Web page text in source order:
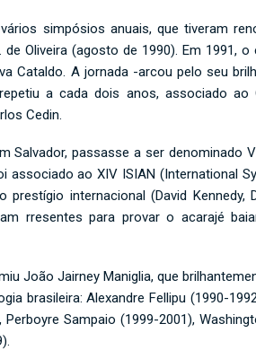
simpósios anuais, que tiveram
Oliveira (agosto de 1990). Em 1991,
Cataldo. A jornada -arcou pelo seu
a cada dois anos, associado
Cedin.
passasse a ser denominado
ao XIV ISIAN (International
internacional (David Kennedy,
rresentes para provar o acarajé
João Jairney Maniglia, que
brasileira: Alexandre Fellipu (1990-
Sampaio (1999-2001),